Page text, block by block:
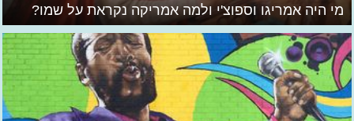
מי היה אמריגו וספוצ'י ולמה אמריקה נקראת על שמו?